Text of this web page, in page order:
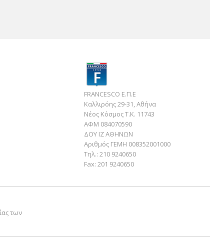
FRANCESCO Ε.Π.Ε
Καλλιρόης 29-31, Αθήνα
Νέος Κόσμος Τ.Κ. 11743
ΑΦΜ 084070590
ΔΟΥ ΙΖ ΑΘΗΝΩΝ
Αριθμός ΓΕΜΗ 008352001000
Τηλ.: 210 9240650
Fax: 201 9240650
των